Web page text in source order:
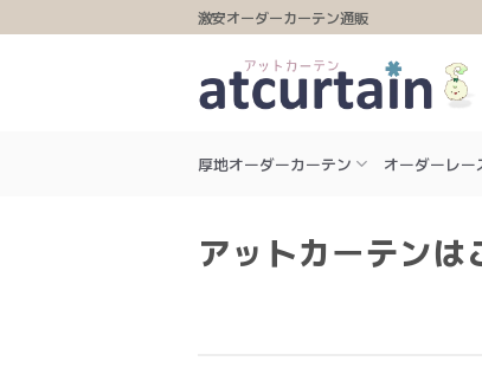
to
激安オーダーカーテン通販
厚地オーダーカーテン オーダーレー
アットカーテンは